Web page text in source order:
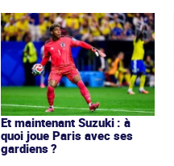
Et maintenant Suzuki : à
quoi joue Paris avec ses
gardiens ?